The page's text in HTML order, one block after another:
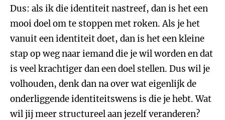
Dus: als ik die identiteit nastreef, dan is het een
mooi doel om te stoppen met roken. Als je het
vanuit een identiteit doet, dan is het een kleine
stap op weg naar iemand die je wil worden en dat
is veel krachtiger dan een doel stellen. Dus wil je
volhouden, denk dan na over wat eigenlijk de
onderliggende identiteitswens is die je hebt. Wat
wil jij meer structureel aan jezelf veranderen?